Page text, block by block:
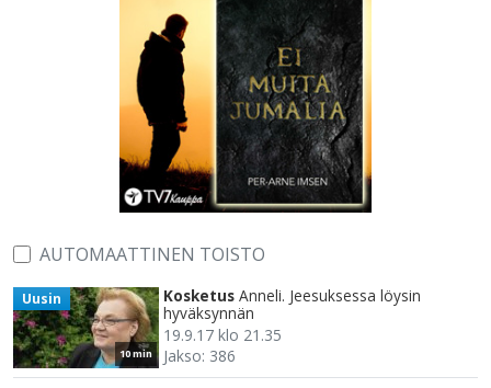
AUTOMAATTINEN TOISTO
10 min
Uusin Kosketus Anneli. Jeesuksessa löysin
hyväksynnän
19.9.17 klo 21.35
Jakso: 386